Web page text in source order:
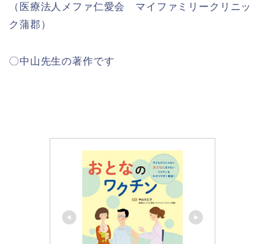
（医療法人メファ仁愛会 マイファミリークリニッ
ク蒲郡）
〇中山先生の著作です